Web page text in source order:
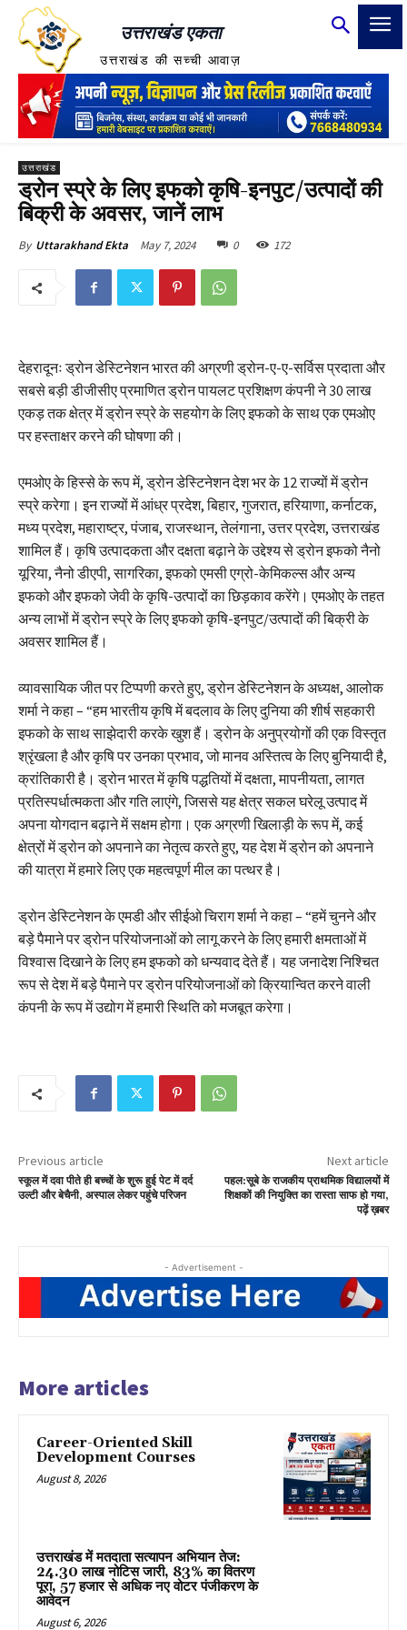
उत्तराखंड एकता
उत्तराखंड की सच्ची आवाज़
उत्तराखंड
ड्रोन स्प्रे के लिए इफको कृषि-इनपुट/उत्पादों की
बिक्री के अवसर, जानें लाभ
By Uttarakhand Ekta May 7, 2024 0 172
देहरादूनः ड्रोन डेस्टिनेशन भारत की अग्रणी ड्रोन-ए-ए-सर्विस प्रदाता और
सबसे बड़ी डीजीसीए प्रमाणित ड्रोन पायलट प्रशिक्षण कंपनी ने 30 लाख
एकड़ तक क्षेत्र में ड्रोन स्प्रे के सहयोग के लिए इफको के साथ एक एमओए
पर हस्ताक्षर करने की घोषणा की।
एमओए के हिस्से के रूप में, ड्रोन डेस्टिनेशन देश भर के 12 राज्यों में ड्रोन
स्प्रे करेगा। इन राज्यों में आंध्र प्रदेश, बिहार, गुजरात, हरियाणा, कर्नाटक,
मध्य प्रदेश, महाराष्ट्र, पंजाब, राजस्थान, तेलंगाना, उत्तर प्रदेश, उत्तराखंड
शामिल हैं। कृषि उत्पादकता और दक्षता बढ़ाने के उद्देश्य से ड्रोन इफको नैनो
यूरिया, नैनो डीएपी, सागरिका, इफको एमसी एग्रो-केमिकल्स और अन्य
इफको और इफको जेवी के कृषि-उत्पादों का छिड़काव करेंगे। एमओए के तहत
अन्य लाभों में ड्रोन स्प्रे के लिए इफको कृषि-इनपुट/उत्पादों की बिक्री के
अवसर शामिल हैं।
व्यावसायिक जीत पर टिप्पणी करते हुए, ड्रोन डेस्टिनेशन के अध्यक्ष, आलोक
शर्मा ने कहा – “हम भारतीय कृषि में बदलाव के लिए दुनिया की शीर्ष सहकारी
इफको के साथ साझेदारी करके खुश हैं। ड्रोन के अनुप्रयोगों की एक विस्तृत
श्रृंखला है और कृषि पर उनका प्रभाव, जो मानव अस्तित्व के लिए बुनियादी है,
क्रांतिकारी है। ड्रोन भारत में कृषि पद्धतियों में दक्षता, मापनीयता, लागत
प्रतिस्पर्धात्मकता और गति लाएंगे, जिससे यह क्षेत्र सकल घरेलू उत्पाद में
अपना योगदान बढ़ाने में सक्षम होगा। एक अग्रणी खिलाड़ी के रूप में, कई
क्षेत्रों में ड्रोन को अपनाने का नेतृत्व करते हुए, यह देश में ड्रोन को अपनाने
की यात्रा में हमारे लिए एक महत्वपूर्ण मील का पत्थर है।
ड्रोन डेस्टिनेशन के एमडी और सीईओ चिराग शर्मा ने कहा – “हमें चुनने और
बड़े पैमाने पर ड्रोन परियोजनाओं को लागू करने के लिए हमारी क्षमताओं में
विश्वास दिखाने के लिए हम इफको को धन्यवाद देते हैं। यह जनादेश निश्चित
रूप से देश में बड़े पैमाने पर ड्रोन परियोजनाओं को क्रियान्वित करने वाली
कंपनी के रूप में उद्योग में हमारी स्थिति को मजबूत करेगा।
Previous article
स्कूल में दवा पीते ही बच्चों के शुरू हुई पेट में दर्द
उल्टी और बेचैनी, अस्पाल लेकर पहुंचे परिजन
Next article
पहल:सूबे के राजकीय प्राथमिक विद्यालयों में
शिक्षकों की नियुक्ति का रास्ता साफ हो गया,
पढ़ें ख़बर
- Advertisement -
More articles
Career-Oriented Skill
Development Courses
August 8, 2026
उत्तराखंड में मतदाता सत्यापन अभियान तेज:
24.30 लाख नोटिस जारी, 83% का वितरण
पूरा, 57 हजार से अधिक नए वोटर पंजीकरण के
आवेदन
August 6, 2026